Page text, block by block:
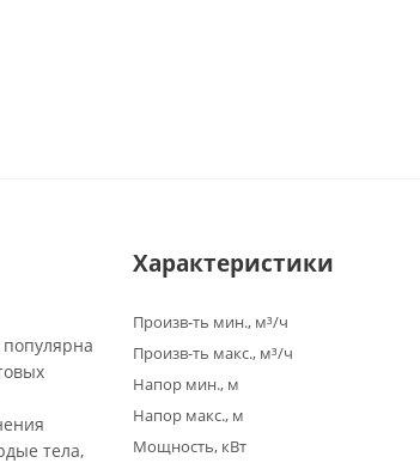
тела,
Характеристики
Произв-ть мин., м³/ч
Произв-ть макс., м³/ч
Напор мин., м
Напор макс., м
Мощность, кВт